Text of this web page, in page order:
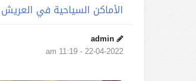
الأماكن السياحية في العريش
admin
22-04-2022 - 11:19 am